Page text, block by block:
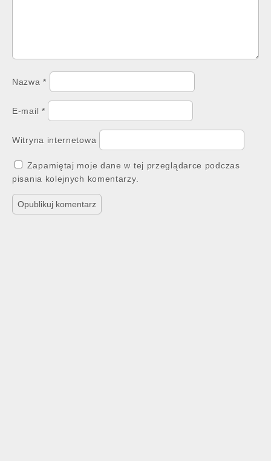
Nazwa*
E-mail *
Witryna internetowa
Zapamiętaj moje dane w tej przeglądarce podczas
pisania kolejnych komentarzy.